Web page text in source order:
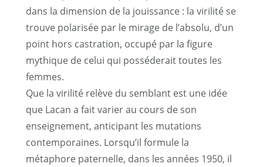
dans la dimension de la jouissance : la virilité se
trouve polarisée par le mirage de l’absolu, d’un
point hors castration, occupé par la figure
mythique de celui qui posséderait toutes les
femmes.
Que la virilité relève du semblant est une idée
que Lacan a fait varier au cours de son
enseignement, anticipant les mutations
contemporaines. Lorsqu’il formule la
métaphore paternelle, dans les années 1950, il